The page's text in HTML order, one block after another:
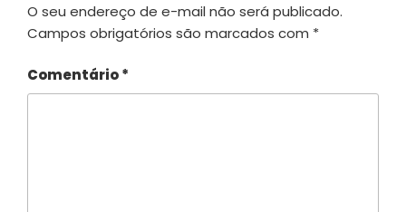
O seu endereço de e-mail não será publicado.
Campos obrigatórios são marcados com *
Comentário*